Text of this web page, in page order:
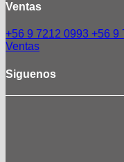
Ventas
+56 9 7212 0993 +56 9
Ventas
Siguenos